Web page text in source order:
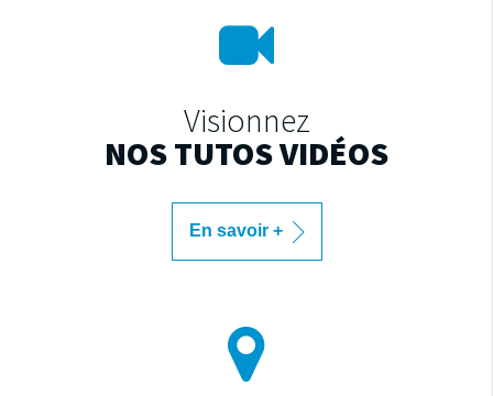
Visionnez
NOS TUTOS VIDÉOS
En savoir +